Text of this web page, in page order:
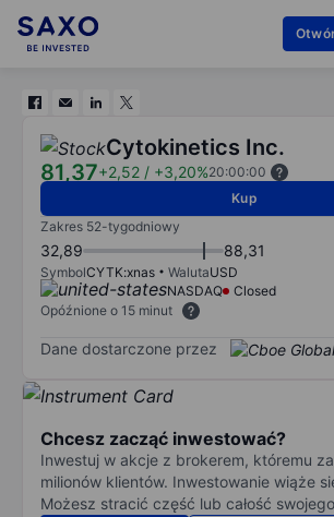
Cytokinetics Inc.
81,37+2,52 / +3,20%20:00:00
Kup
Zakres 52-tygodniowy
32,89 88,31
SymbolCYTK:xnas WalutaUSD
NASDAQ
Closed
Opóźnione o 15 minut
Dane dostarczone przez
Chcesz zacząć inwestować?
Inwestuj w akcje z brokerem, któremu
milionów klientów. Inwestowanie wiąże
Możesz stracić część lub całość